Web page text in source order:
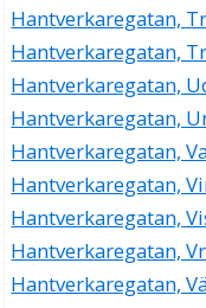
Hantverkaregatan,
Hantverkaregatan,
Hantverkaregatan,
Hantverkaregatan,
Hantverkaregatan,
Hantverkaregatan,
Hantverkaregatan,
Hantverkaregatan,
Hantverkaregatan,